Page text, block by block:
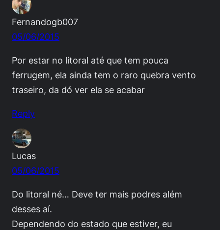
Fernandogb007
05/06/2015
Por estar no litoral até que tem pouca
ferrugem, ela ainda tem o raro quebra vento
traseiro, da dó ver ela se acabar
Reply
Lucas
05/06/2015
Do litoral né… Deve ter mais podres além
desses aí.
Dependendo do estado que estiver, eu